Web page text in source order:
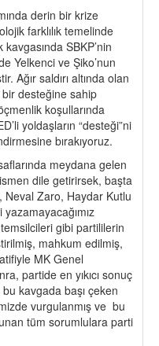
derin bir krize
farklılık temelinde
SBKP’nin
Yelkenci ve Şiko’nun
Ağır saldırı altında olan
desteğine sahip
koşullarında
yoldaşların “desteği”ni
bırakıyoruz.
meydana gelen
dile getirirsek, başta
Neval Zaro, Haydar Kutlu
gibi partililerin
mahkum edilmiş,
MK Genel
partide en yıkıcı sonuç
kavgada başı çeken
vurgulanmış ve bu
tüm sorumlulara parti